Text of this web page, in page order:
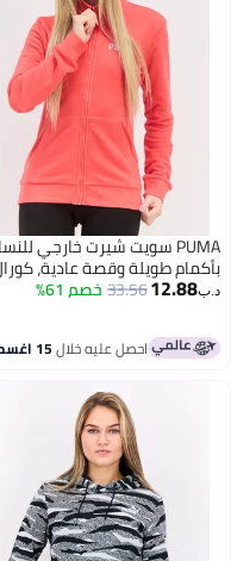
PUMA سويت شيرت خارجي للنساء
طويلة وقصة عادية، كورال
33.56خصم 61%
احصل عليه خلال15 اغسطس